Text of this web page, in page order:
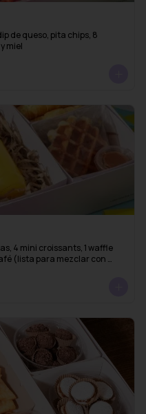
de queso, pita chips, 8
miel
4 mini croissants, 1 waffle
(lista para mezclar con